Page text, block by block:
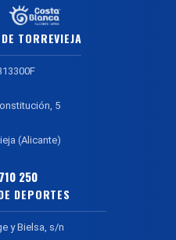
TORREVIEJA
5
(Alicante)
250
DEPORTES
y Bielsa, s/n